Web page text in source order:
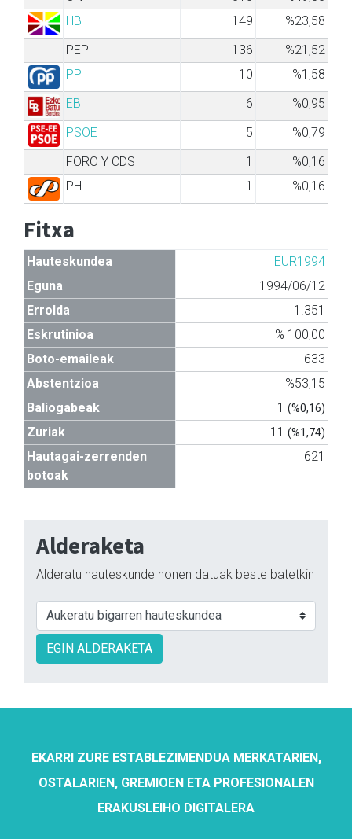
HB
149
%23,58
PEP
136
%21,52
PP
10
%1,58
EB
6
%0,95
PSOE
5
%0,79
FORO Y CDS
1
%0,16
PH
1 %0,16
Fitxa
Hauteskundea
EUR1994
Eguna
1994/06/12
Errolda
1.351
Eskrutinioa
% 100,00
Boto-emaileak
633
Abstentzioa
%53,15
Baliogabeak
1 (%0,16)
Zuriak 11 (%1,74)
Hautagai-zerrenden
botoak
621
Alderaketa
Alderatu hauteskunde honen datuak beste batetkin
EGIN ALDERAKETA
EKARRI ZURE ESTABLEZIMENDUA MERKATARIEN,
OSTALARIEN, GREMIOEN ETA PROFESIONALEN
ERAKUSLEIHO DIGITALERA